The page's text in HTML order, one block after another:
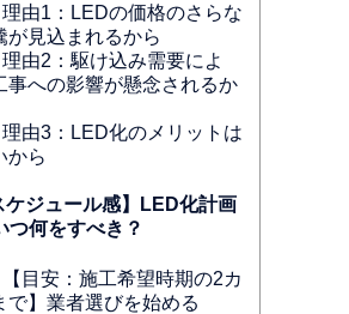
由1：LEDの価格のさらな
が見込まれるから
由2：駆け込み需要によ
事への影響が懸念されるか
由3：LED化のメリットは
から
ケジュール感】LED化計画
つ何をすべき？
目安：施工希望時期の2カ
で】業者選びを始める